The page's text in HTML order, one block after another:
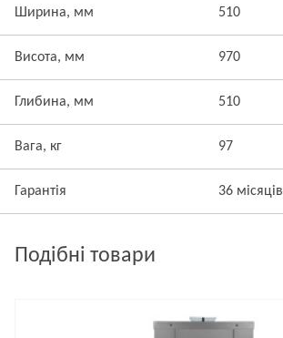
Ширина, мм 510
Висота, мм 970
Глибина, мм 510
Вага, кг 97
Гарантія 36 місяців
Подібні товари